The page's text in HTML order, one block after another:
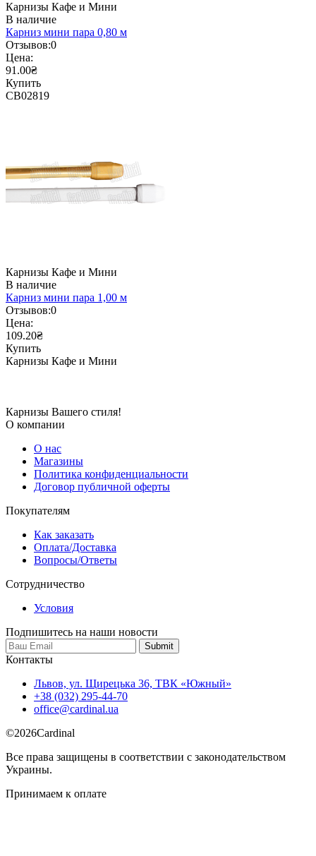
Карнизы Кафе и Мини
В наличие
Карниз мини пара 0,80 м
Отзывов:0
Цена:
91.00₴
Купить
CB02819
Карнизы Кафе и Мини
В наличие
Карниз мини пара 1,00 м
Отзывов:0
Цена:
109.20₴
Купить
Карнизы Кафе и Мини
Карнизы Вашего стиля!
О компании
О нас
Магазины
Политика конфиденциальности
Договор публичной оферты
Покупателям
Как заказать
Оплата/Доставка
Вопросы/Ответы
Сотрудничество
Условия
Подпишитесь на наши новости
Контакты
Львов, ул. Щирецька 36, ТВК «Южный»
+38 (032) 295-44-70
office@cardinal.ua
©2026Cardinal
Все права защищены в соответствии с законодательством
Украины.
Принимаем к оплате